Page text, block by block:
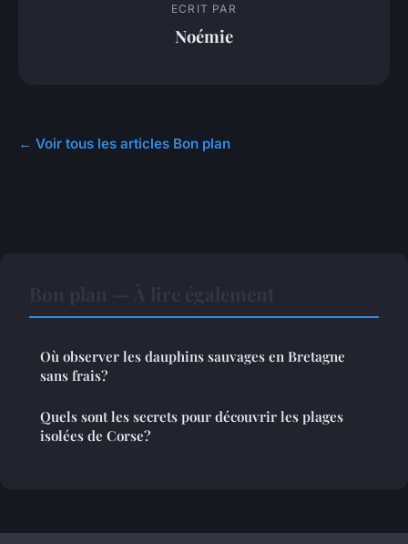
ECRIT PAR
Noémie
← Voir tous les articles Bon plan
Où observer les dauphins sauvages en Bretagne
sans frais?
Quels sont les secrets pour découvrir les plages
isolées de Corse?